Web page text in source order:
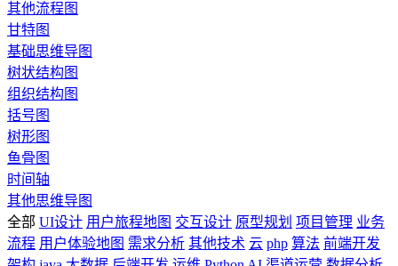
其他流程图
甘特图
基础思维导图
树状结构图
组织结构图
括号图
树形图
鱼骨图
时间轴
其他思维导图
全部 UI设计 用户旅程地图 交互设计 原型规划 项目管理 业务
流程 用户体验地图 需求分析 其他技术 云 php 算法 前端开发